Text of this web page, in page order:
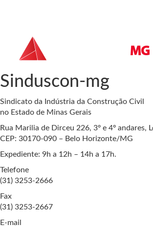
Sinduscon-mg
Sindicato da Indústria da Construção Civil
no Estado de Minas Gerais
Rua Marilia de Dirceu 226, 3º e 4º andares,
CEP: 30170-090 – Belo Horizonte/MG
Expediente: 9h a 12h – 14h a 17h.
Telefone
(31) 3253-2666
Fax
(31) 3253-2667
E-mail